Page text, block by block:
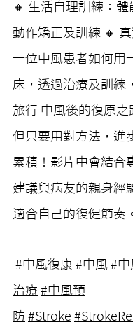
🔸 生活自理訓練：
動作矯正及訓練 🔸 真
一位中風患者如何用
床，透過治療及訓練
旅行 中風後的復原之
但只要用對方法，進
累積！影片中會結合
建議與病友的親身經
適合自己的復健節奏
#中風復康 #中風 #中
治療 #中風預
防 #Stroke